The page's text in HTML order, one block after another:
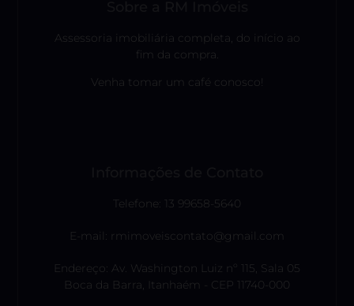
Assessoria imobiliária completa, do início ao
fim da compra.
Venha tomar um café conosco!
Telefone: 13 99658-5640
E-mail: rmimoveiscontato@gmail.com
Endereço: Av. Washington Luiz nº 115, Sala 05
Boca da Barra, Itanhaém - CEP 11740-000